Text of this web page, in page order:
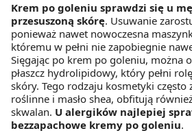
Krem po goleniu sprawdzi się u
przesuszoną skórę. Usuwanie
ponieważ nawet nowoczesna
któremu w pełni nie zapobiegnie
Sięgając po krem po goleniu, można
płaszcz hydrolipidowy, który pełni
skóry. Tego rodzaju kosmetyki często
roślinne i masło shea, obfitują
skwalan. U alergików najlepiej
bezzapachowe kremy po goleniu.